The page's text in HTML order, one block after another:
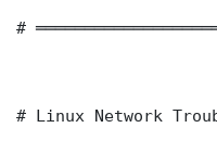
#
# Linux Network